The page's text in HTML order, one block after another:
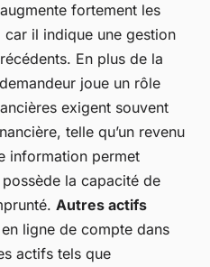
fortement les
car il indique une gestion
En plus de la
joue un rôle
exigent souvent
telle qu’un revenu
information permet
la capacité de
Autres actifs
ligne de compte dans
actifs tels que